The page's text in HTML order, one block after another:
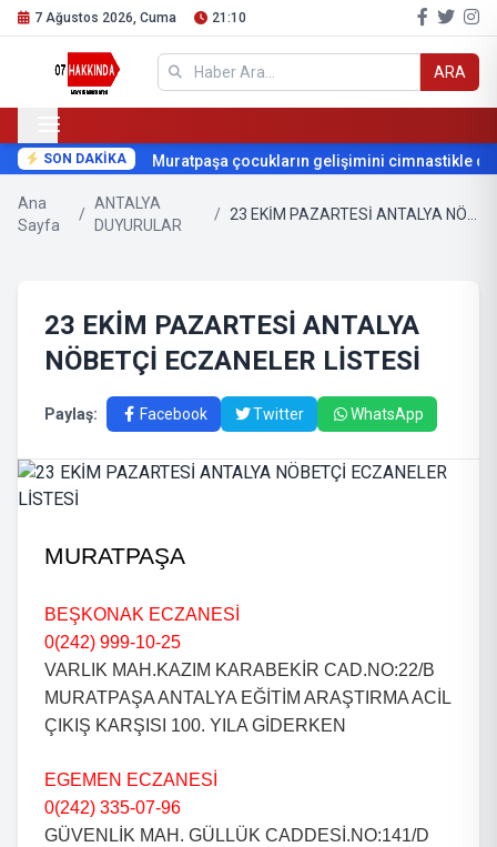
7 Ağustos 2026, Cuma 21:10
ARA
SON DAKİKA Muratpaşa çocukların gelişimini cimnastikle
Ana
Sayfa
/
ANTALYA
DUYURULAR
/
23 EKİM PAZARTESİ ANTALYA
NÖBETÇİ ECZANELER LİSTESİ
Paylaş: Facebook Twitter WhatsApp
MURATPAŞA
BEŞKONAK ECZANESİ
0(242) 999-10-25
VARLIK MAH.KAZIM KARABEKİR CAD.NO:22/B
MURATPAŞA ANTALYA EĞİTİM ARAŞTIRMA ACİL
ÇIKIŞ KARŞISI 100. YILA GİDERKEN
EGEMEN ECZANESİ
0(242) 335-07-96
GÜVENLİK MAH. GÜLLÜK CADDESİ.NO:141/D